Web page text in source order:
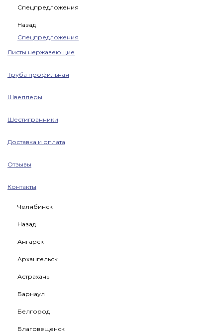
Спецпредложения
Назад
Спецпредложения
Листы нержавеющие
Труба профильная
Швеллеры
Шестигранники
Доставка и оплата
Отзывы
Контакты
Челябинск
Назад
Ангарск
Архангельск
Астрахань
Барнаул
Белгород
Благовещенск